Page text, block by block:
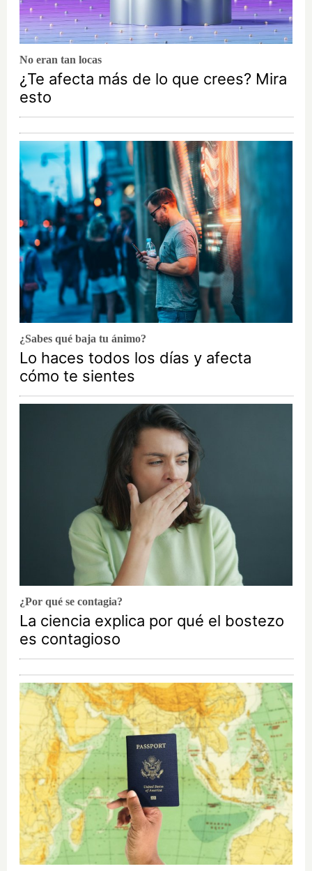
No eran tan locas
¿Te afecta más de lo que crees? Mira
esto
¿Sabes qué baja tu ánimo?
Lo haces todos los días y afecta
cómo te sientes
¿Por qué se contagia?
La ciencia explica por qué el bostezo
es contagioso